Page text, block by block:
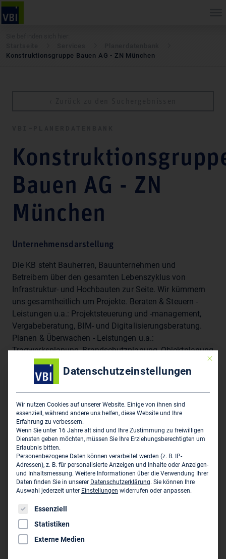
Konstruktionsgruppe Bauen AG - ZN München
Bauen AG - ZN
München
Unternehmensdarstellung
Die KB steht Bauherren, Bauunternehmen und
Betreibern über den gesamten Lebenszyklus von
Infrastruktur- und Hochbauten zur Seite. Wir kümmern
uns gesamtheitlich um Projekte. Beraten & Steuern -
Leistungen u.a.: Projektsteuerung und -management,
Vergabeberatung, BIM- und Digitalisierungsberatung.
Planen & Überwachen - Leistungen u.a.:
Tragwerksplanung, Brandschutzplanung, Objektplanung
Verkehrsanlagen, Bauplanung für Denkmalpflege,
Bauoberleitung und Bauüberwachung, Bauphysik.
Prüfen und Bewerten - Leistungen u.a.: Bautechnische
Bautechnische Beweissicherung.
Sitz des Zweigbüros
Konstruktionsgruppe Bauen AG - ZN München
Balanstr. 73, Haus 10
D-81541 München
089 248 87 75 00
muenchen@kb-group.de
www.kb-group.de
Mit
Datenschutzeinstellungen
Wir nutzen Cookies auf unserer Website. Einige von ihnen sind
essenziell, während andere uns helfen, diese Website und Ihre
Erfahrung zu verbessern.
Wenn Sie unter 16 Jahre alt sind und Ihre Zustimmung zu freiwilligen
Diensten geben möchten, müssen Sie Ihre Erziehungsberechtigten um
Erlaubnis bitten.
Personenbezogene Daten können verarbeitet werden (z. B. IP-
Adressen), z. B. für personalisierte Anzeigen und Inhalte oder Anzeigen-
und Inhaltsmessung. Weitere Informationen über die Verwendung Ihrer
Daten finden Sie in unserer Datenschutzerklärung. Sie können Ihre
Auswahl jederzeit unter Einstellungen widerrufen oder anpassen.
Es folgt eine Liste der Service-Gruppen, für die eine
Essenziell
Statistiken
Externe Medien